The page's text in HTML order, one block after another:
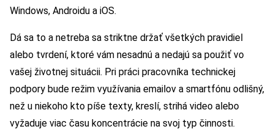
Windows, Androidu a iOS.
Dá sa to a netreba sa striktne držať všetkých pravidiel
alebo tvrdení, ktoré vám nesadnú a nedajú sa použiť vo
vašej životnej situácii. Pri práci pracovníka technickej
podpory bude režim využívania emailov a smartfónu odlišný,
než u niekoho kto píše texty, kreslí, strihá video alebo
vyžaduje viac času koncentrácie na svoj typ činnosti.